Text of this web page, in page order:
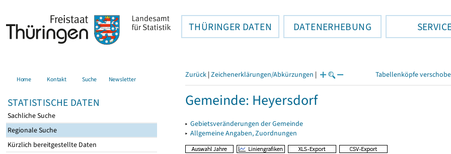
THÜRINGER DATEN DATENERHEBUNG
Home Kontakt Suche Newsletter
STATISTISCHE DATEN
Sachliche Suche
Regionale Suche
Kürzlich bereitgestellte Daten
Zurück | Zeichenerklärungen/Abkürzungen | Tabellenköpfe
Gemeinde: Heyersdorf
▸ Gebietsveränderungen der Gemeinde
▸ Allgemeine Angaben, Zuordnungen